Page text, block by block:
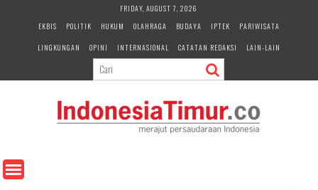
e
n
FRIDAY, AUGUST 7, 2026
EKBIS
POLITIK HUKUM OLAHRAGA BUDAYA IPTEK
PARIWISATA
LINGKUNGAN
OPINI INTERNASIONAL CATATAN REDAKSI LAIN-LAIN